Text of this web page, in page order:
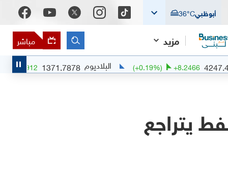
أبوظبي 36°C
مزيد مباشر
+8.2466
( +0.19%) البلاديوم 1371.7878
+0.8912
0.07%)
يتراجع